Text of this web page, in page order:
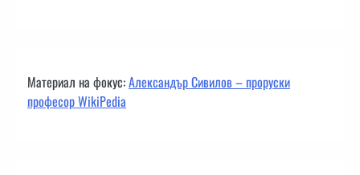
Материал на фокус:Александър Сивилов – проруски
професор WikiPedia